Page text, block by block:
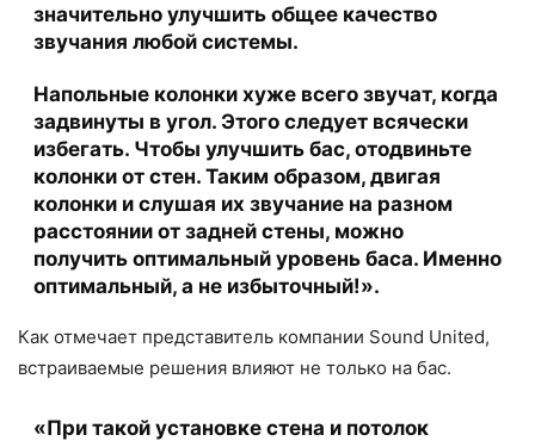
значительно улучшить общее качество
звучания любой системы.
Напольные колонки хуже всего звучат, когда
задвинуты в угол. Этого следует всячески
избегать. Чтобы улучшить бас, отодвиньте
колонки от стен. Таким образом, двигая
колонки и слушая их звучание на разном
расстоянии от задней стены, можно
получить оптимальный уровень баса. Именно
оптимальный, а не избыточный!».
Как отмечает представитель компании Sound United,
встраиваемые решения влияют не только на бас.
«При такой установке стена и потолок